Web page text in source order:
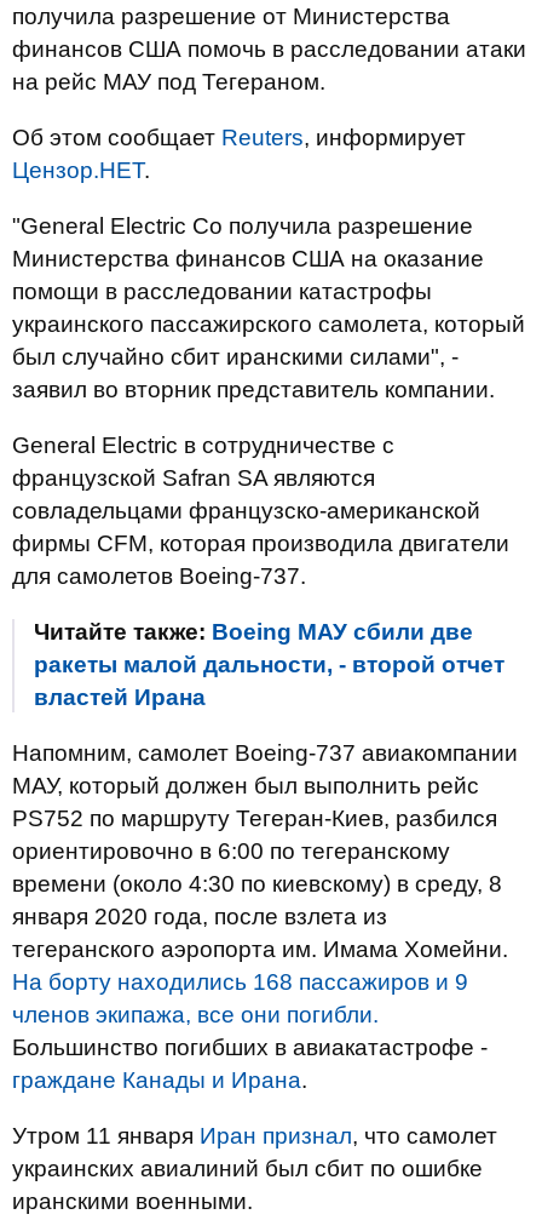
получила разрешение от Министерства
финансов США помочь в расследовании атаки
на рейс МАУ под Тегераном.
Об этом сообщает Reuters, информирует
Цензор.НЕТ.
"General Electric Co получила разрешение
Министерства финансов США на оказание
помощи в расследовании катастрофы
украинского пассажирского самолета, который
был случайно сбит иранскими силами", -
заявил во вторник представитель компании.
General Electric в сотрудничестве с
французской Safran SA являются
совладельцами французско-американской
фирмы CFM, которая производила двигатели
для самолетов Boeing-737.
Читайте также: Boeing МАУ сбили две
ракеты малой дальности, - второй отчет
властей Ирана
Напомним, самолет Boeing-737 авиакомпании
МАУ, который должен был выполнить рейс
PS752 по маршруту Тегеран-Киев, разбился
ориентировочно в 6:00 по тегеранскому
времени (около 4:30 по киевскому) в среду, 8
января 2020 года, после взлета из
тегеранского аэропорта им. Имама Хомейни.
На борту находились 168 пассажиров и 9
членов экипажа, все они погибли.
Большинство погибших в авиакатастрофе -
граждане Канады и Ирана.
Утром 11 января Иран признал, что самолет
украинских авиалиний был сбит по ошибке
иранскими военными.